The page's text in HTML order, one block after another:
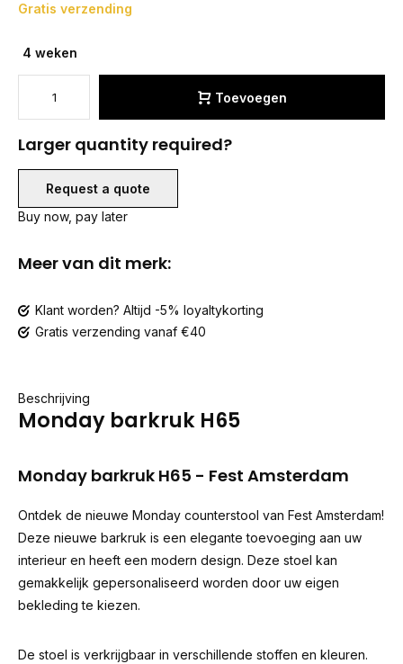
Gratis verzending
4 weken
Toevoegen
Larger quantity required?
Request a quote
Buy now, pay later
Meer van dit merk:
Klant worden? Altijd -5% loyaltykorting
Gratis verzending vanaf €40
Beschrijving
Monday barkruk H65
Monday barkruk H65 - Fest Amsterdam
Ontdek de nieuwe Monday counterstool van Fest Amsterdam!
Deze nieuwe barkruk is een elegante toevoeging aan uw
interieur en heeft een modern design. Deze stoel kan
gemakkelijk gepersonaliseerd worden door uw eigen
bekleding te kiezen.
De stoel is verkrijgbaar in verschillende stoffen en kleuren.